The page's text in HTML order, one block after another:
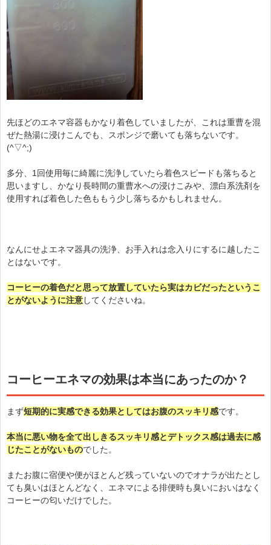
先ほどのエネマ容器もかなり着色していましたが、これは重曹を混
ぜた熱湯に浸けこんでも、スポンジで磨いても落ちないです。
(^▽^;)
多分、1回使用毎に綺麗に洗浄していたら着色スピードも落ちると
思いますし、かなり長時間の重曹水への浸けこみや、漂白系洗剤を
使用すれば着色した色ももう少し落ちるかもしれません。
なんにせよエネマ器具の洗浄、お手入れは念入りにするに越したこ
とはないです。
コーヒーの着色だと思って放置していたら実はカビだったというこ
とがないように注意してくださいね。
コーヒーエネマの効果は本当にあったのか？
まず短期的に実感できる効果としてはお腹のスッキリ感です。
本当に悪い物を全て出しきるスッキリ感とデトックス感は過去に感
じたことがないものでした。
またお腹に宿便や便がほとんど残っていないのでオナラが出たとし
ても臭いはほとんどなく、エネマによる排便時も臭いにおいはなく
コーヒーの匂いだけでした。